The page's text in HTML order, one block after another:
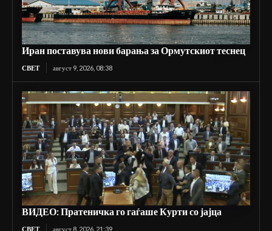
Иран поставува нови барања за Ормутскиот теснец
СВЕТ август 9, 2026, 08:38
ВИДЕО: Пратеничка го гаѓаше Курти со јајца
СВЕТ август 8, 2026, 21:39